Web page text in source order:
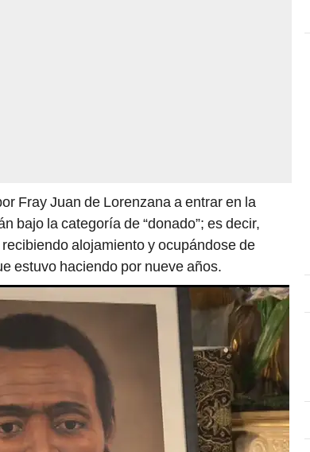
Fray Juan de Lorenzana a entrar en la
bajo la categoría de “donado”; es decir,
alojamiento y ocupándose de
estuvo haciendo por nueve años.